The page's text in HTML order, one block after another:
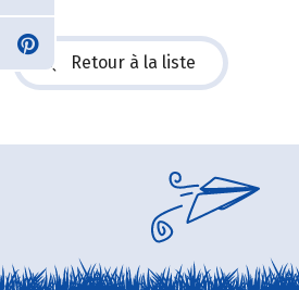
Retour à la liste